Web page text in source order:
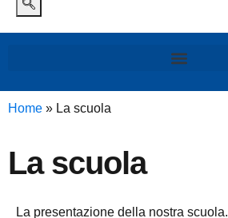
Home » La scuola
La scuola
La presentazione della nostra scuola.